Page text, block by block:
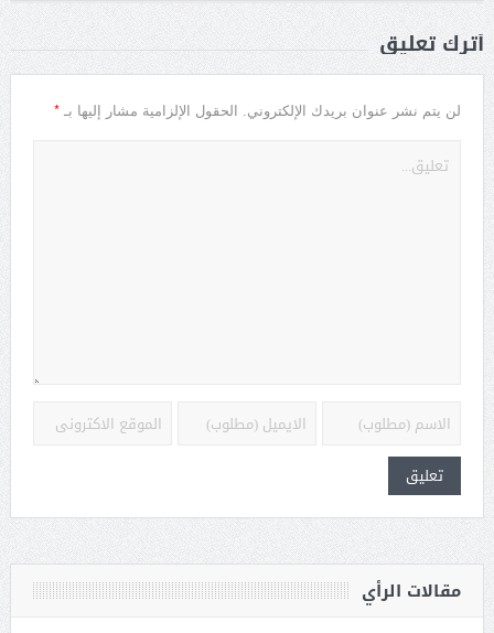
أترك تعليق
لن يتم نشر عنوان بريدك الإلكتروني. الحقول الإلزامية مشار إليها بـ *
مقالات الرأي